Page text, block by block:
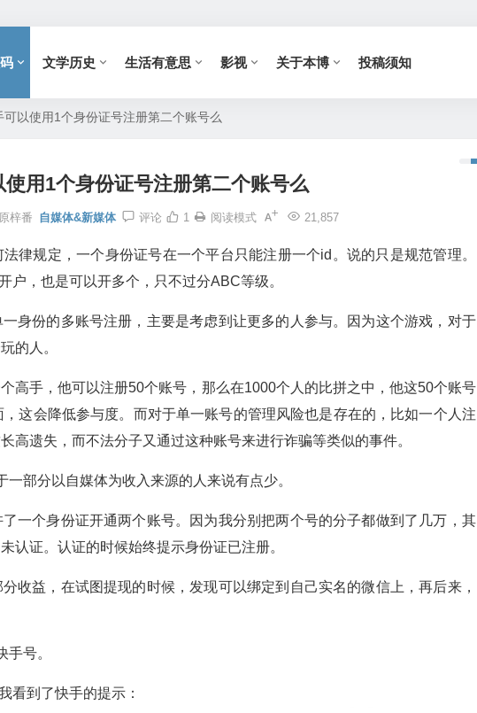
文学历史 生活有意思 影视 关于本博 投稿须知
可以使用1个身份证号注册第二个账号么
使用1个身份证号注册第二个账号么
原梓番 自媒体&新媒体 评论 21,857
1 阅读模式
律规定，一个身份证号在一个平台只能注册一个id。说的只是规范管理。
户，也是可以开多个，只不过分ABC等级。
身份的多账号注册，主要是考虑到让更多的人参与。因为这个游戏，对于
的人。
高手，他可以注册50个账号，那么在1000个人的比拼之中，他这50个账号
这会降低参与度。而对于单一账号的管理风险也是存在的，比如一个人注
高遗失，而不法分子又通过这种账号来进行诈骗等类似的事件。
部分以自媒体为收入来源的人来说有点少。
一个身份证开通两个账号。因为我分别把两个号的分子都做到了几万，其
认证。认证的时候始终提示身份证已注册。
收益，在试图提现的时候，发现可以绑定到自己实名的微信上，再后来，
号。
看到了快手的提示：